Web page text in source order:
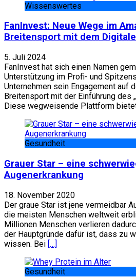
Wissenswertes
FanInvest: Neue Wege im
Breitensport mit dem
5. Juli 2024
FanInvest hat sich einen Namen
Unterstützung im Profi- und
Unternehmen sein Engagement auf
Breitensport mit der Einführung des
Diese wegweisende Plattform
Gesundheit
Grauer Star – eine
Augenerkrankung
18. November 2020
Der graue Star ist jene vermeidbar
die meisten Menschen weltweit
Millionen Menschen verlieren
der Hauptgründe dafür ist, dass zu
wissen. Bei […]
Gesundheit